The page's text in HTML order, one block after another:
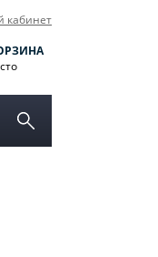
кабинет